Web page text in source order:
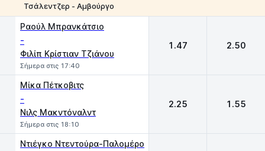
Τσάλεντζερ - Αμβούργο
Ραούλ Μπρανκάτσιο
-
Φιλίπ Κρίστιαν Τζιάνου
Σήμερα στις 17:40
1.47 2.50
Μίκα Πέτκοβιτς
-
Νιλς Μακντόναλντ
Σήμερα στις 18:10
2.25 1.55
Ντιέγκο Ντεντούρα-Παλομέρο